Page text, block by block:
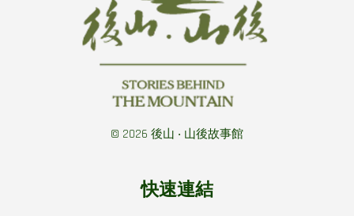
© 2026 後山 ‧ 山後故事館
快速連結